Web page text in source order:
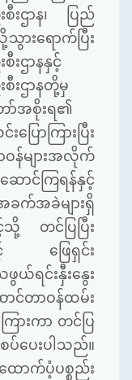
စီးဌာန၊ ပြည်
ားရောက်ပြီး
းဌာနနှင့်
းဌာနတို့မှ
ာ်အစိုးရ၏
ောကြားပြီး
န်များအလိုက်
ာင်ကြရန်နှင့်
က်အခဲများရှိ
တင်ပြပြီး
ြင့် ဖြေရှင်း
ယ်ရင်းနှီးနွေး
င်တာဝန်ထမ်း
ြားကာ တင်ပြ
ပေးပါသည်။
ပံ့ပစ္စည်း